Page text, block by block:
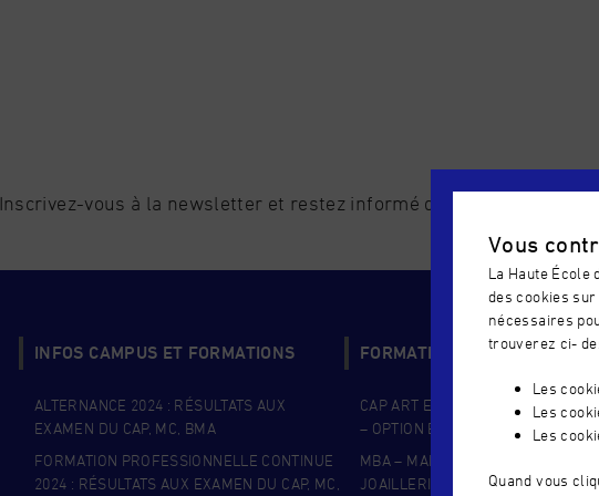
Inscrivez-vous à la newsletter et restez informé de l'actualité de
INFOS CAMPUS ET FORMATIONS
ALTERNANCE 2024 : RÉSULTATS AUX
EXAMEN DU CAP, MC, BMA
FORMATION PROFESSIONNELLE CONTINUE
2024 : RÉSULTATS AUX EXAMEN DU CAP, MC,
FORMATIONS COUP DE
CAP ART ET TECHNIQUES DE LA
– OPTION BIJOUTERIE
MBA – MANAGEMENT DE LA
JOAILLERIE
Vous
La Haute
des cookies
nécessaires
trouverez ci-
Les
Les
Les
Quand vous